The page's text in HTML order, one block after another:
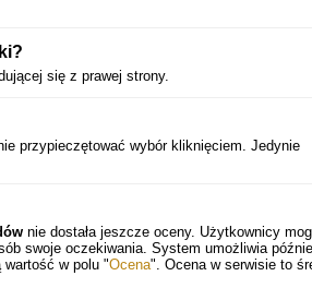
się z prawej strony.
przypieczętować wybór kliknięciem. Jedynie
nie dostała jeszcze oceny. Użytkownicy
swoje oczekiwania. System umożliwia
wartość w polu "Ocena". Ocena w serwisie to